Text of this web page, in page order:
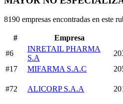
8190 empresas encontradas en este
# Empresa
#6
INRETAIL PHARMA
S.A
#17
MIFARMA S.A.C
#72 ALICORP S.A.A